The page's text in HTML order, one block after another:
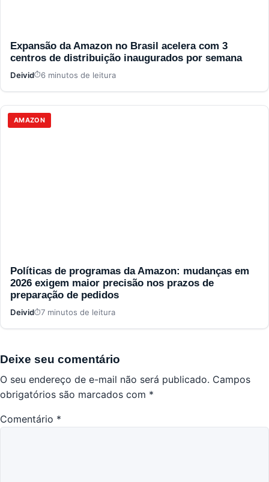
Expansão da Amazon no Brasil acelera com 3
centros de distribuição inaugurados por semana
Deivid 6 minutos de leitura
AMAZON
Políticas de programas da Amazon: mudanças em
2026 exigem maior precisão nos prazos de
preparação de pedidos
Deivid 7 minutos de leitura
Deixe seu comentário
O seu endereço de e-mail não será publicado. Campos
obrigatórios são marcados com *
Comentário *